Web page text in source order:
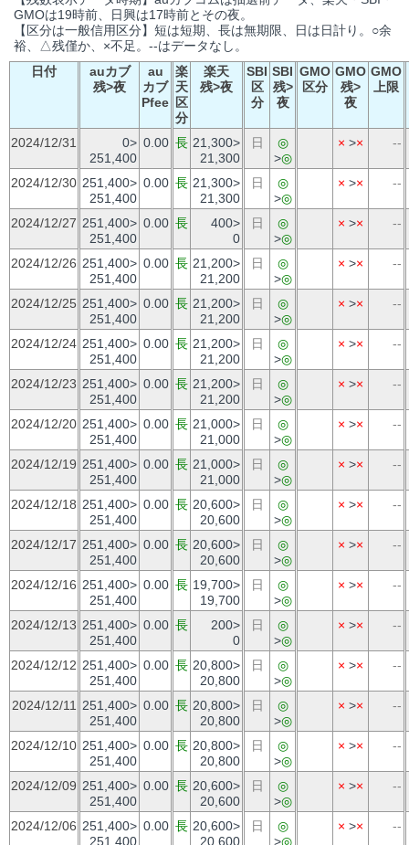
GMOは19時前、日興は17時前とその夜。
【区分は一般信用区分】短は短期、長は無期限、日は日計り。○余
裕、△残僅か、×不足。--はデータなし。
日付
auカブ
残>夜
au
カブ
Pfee
楽
天
区
分
楽天
残>夜
SBI
区
分
SBI
残>
夜
GMO
区分
GMO
残>
夜
GMO
上限
2024/12/31
0>
251,400
0.00 長 21,300>
21,300
日
◎
>◎
× >× --
2024/12/30 251,400>
251,400
0.00 長 21,300>
21,300
日
◎
>◎
× >× --
2024/12/27 251,400>
251,400
0.00 長
400>
0
日
◎
>◎
× >× --
2024/12/26 251,400>
251,400
0.00 長 21,200>
21,200
日
◎
>◎
× >× --
2024/12/25 251,400>
251,400
0.00 長 21,200>
21,200
日
◎
>◎
× >× --
2024/12/24 251,400>
251,400
0.00 長 21,200>
21,200
日
◎
>◎
× >× --
2024/12/23 251,400>
251,400
0.00 長 21,200>
21,200
日
◎
>◎
× >× --
2024/12/20 251,400>
251,400
0.00 長 21,000>
21,000
日
◎
>◎
× >× --
2024/12/19 251,400>
251,400
0.00 長 21,000>
21,000
日
◎
>◎
× >× --
2024/12/18 251,400>
251,400
0.00 長 20,600>
20,600
日
◎
>◎
× >× --
2024/12/17 251,400>
251,400
0.00 長 20,600>
20,600
日
◎
>◎
× >× --
2024/12/16 251,400>
251,400
0.00 長 19,700>
19,700
日
◎
>◎
× >× --
2024/12/13 251,400>
251,400
0.00 長
200>
0
日
◎
>◎
× >× --
2024/12/12 251,400>
251,400
0.00 長 20,800>
20,800
日
◎
>◎
× >× --
2024/12/11
251,400>
251,400
0.00 長 20,800>
20,800
日
◎
>◎
× >× --
2024/12/10 251,400>
251,400
0.00 長 20,800>
20,800
日
◎
>◎
× >× --
2024/12/09 251,400>
251,400
0.00 長 20,600>
20,600
日
◎
>◎
× >× --
2024/12/06 251,400>
251,400
0.00 長 20,600>
20,600
日
◎
>◎
× >× --